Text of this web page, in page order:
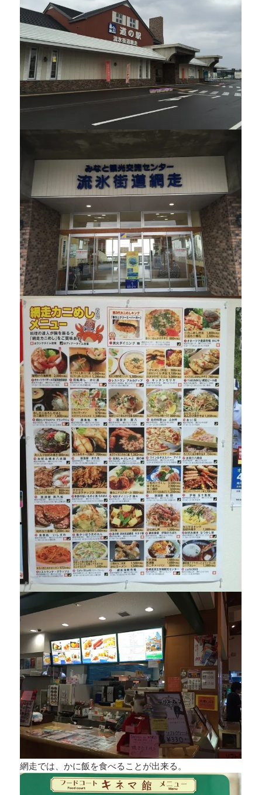
網走では、かに飯を食べることが出来る。